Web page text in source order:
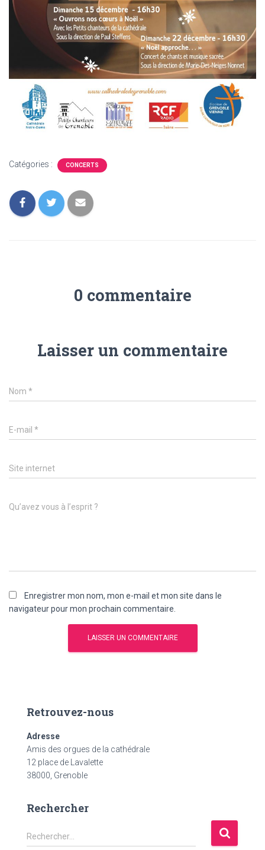
Catégories : CONCERTS
0 commentaire
Laisser un commentaire
Nom *
E-mail *
Site internet
Qu’avez vous à l’esprit ?
Enregistrer mon nom, mon e-mail et mon site dans le
navigateur pour mon prochain commentaire.
Retrouvez-nous
Adresse
Amis des orgues de la cathédrale
12 place de Lavalette
38000, Grenoble
Rechercher
R
e
Rechercher…